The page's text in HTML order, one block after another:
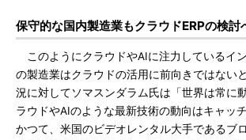
保守的な国内製造業もクラウドERPの検討
このようにクラウドやAIに注力しているイ
の製造業はクラウドの活用に前向きではない
況に対してソマスンダラム氏は「世界は常に
ラウドやAIのような最新技術の動向はキャッ
かつて、米国のビデオレンタル大手であるブ